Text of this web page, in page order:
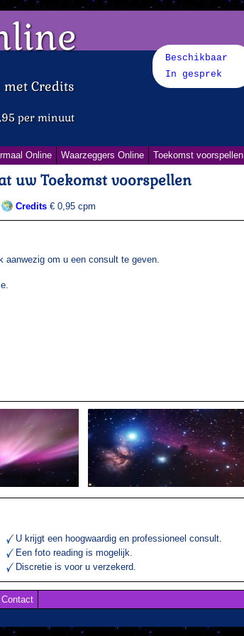
met Credits
per minuut
Beschikbaar
In gesprek
Online Waarzeggers Online Toekomst voorspellen
uw Toekomst voorspellen
Credits € 0,95 cpm
aanwezig om u een consult te geven.
U krijgt een hoogwaardig en professioneel consult.
Een foto reading is mogelijk.
Discretie is voor u verzekerd.
Contact